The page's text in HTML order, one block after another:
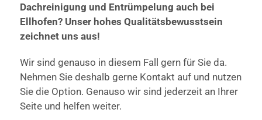
Dachreinigung und Entrümpelung auch bei
Ellhofen? Unser hohes Qualitätsbewusstsein
zeichnet uns aus!
Wir sind genauso in diesem Fall gern für Sie da.
Nehmen Sie deshalb gerne Kontakt auf und nutzen
Sie die Option. Genauso wir sind jederzeit an Ihrer
Seite und helfen weiter.